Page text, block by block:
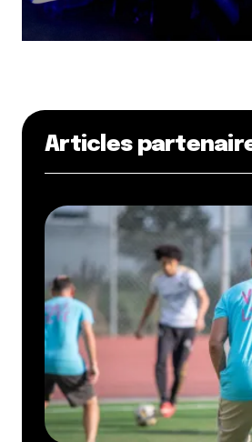
écouter l’électro soyeuse de
Répondre
merci petit piaf fou pour le lien
cuisine
Et je vote oui au club
la team de Lyon CityCrunch et
également un petit saut du côté
1 novembre 2010 à 15 h 38 min
Répondre
En direct des cuisines du
chaleureusement pour ce super
super chouette de nous décrire
faire une si jolie pub ! Montrez
fois…on vous fera un club
ToïToï
1 novembre 2010 à 20 h 34 min
Articles